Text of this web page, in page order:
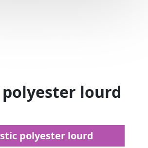
lourd
polyester lourd